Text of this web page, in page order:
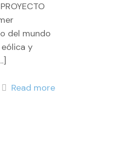
del mundo
y
Read more